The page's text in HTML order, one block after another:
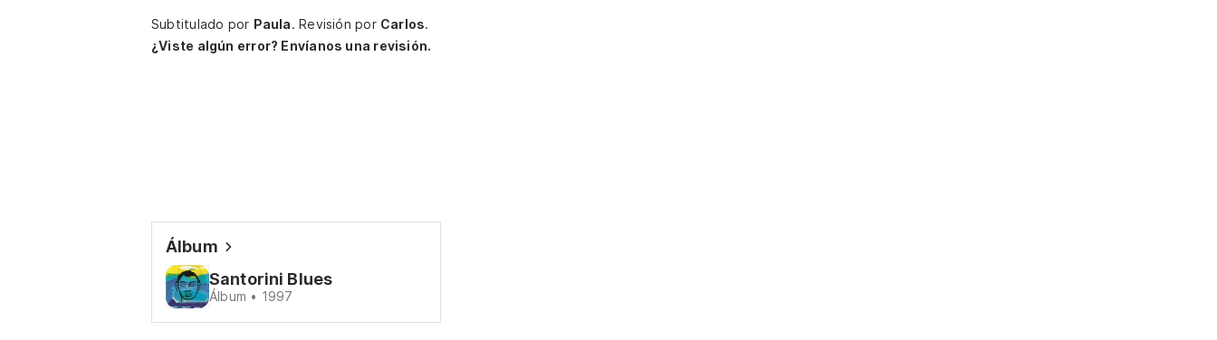
Subtitulado por Paula.Revisión por Carlos.
¿Viste algún error? Envíanos una revisión.
Álbum
Santorini Blues
Álbum • 1997